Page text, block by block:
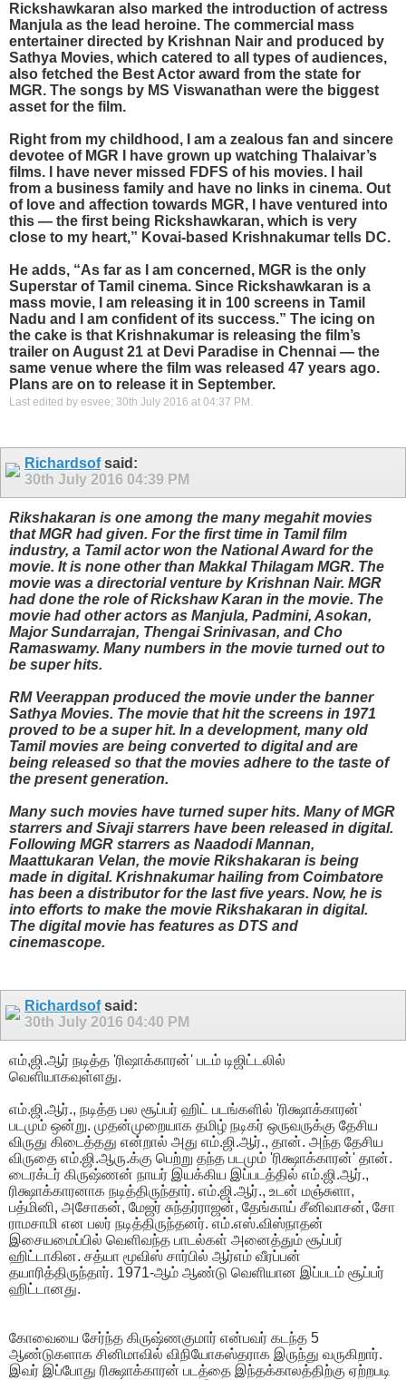
Rickshawkaran also marked the introduction of actress
Manjula as the lead heroine. The commercial mass
entertainer directed by Krishnan Nair and produced by
Sathya Movies, which catered to all types of audiences,
also fetched the Best Actor award from the state for
MGR. The songs by MS Viswanathan were the biggest
asset for the film.
Right from my childhood, I am a zealous fan and sincere
devotee of MGR I have grown up watching Thalaivar’s
films. I have never missed FDFS of his movies. I hail
from a business family and have no links in cinema. Out
of love and affection towards MGR, I have ventured into
this — the first being Rickshawkaran, which is very
close to my heart,” Kovai-based Krishnakumar tells DC.
He adds, “As far as I am concerned, MGR is the only
Superstar of Tamil cinema. Since Rickshawkaran is a
mass movie, I am releasing it in 100 screens in Tamil
Nadu and I am confident of its success.” The icing on
the cake is that Krishnakumar is releasing the film’s
trailer on August 21 at Devi Paradise in Chennai — the
same venue where the film was released 47 years ago.
Plans are on to release it in September.
Last edited by esvee; 30th July 2016 at 04:37 PM .
Richardsofsaid:
30th July 2016 04:39 PM
Rikshakaran is one among the many megahit movies
that MGR had given. For the first time in Tamil film
industry, a Tamil actor won the National Award for the
movie. It is none other than Makkal Thilagam MGR. The
movie was a directorial venture by Krishnan Nair. MGR
had done the role of Rickshaw Karan in the movie. The
movie had other actors as Manjula, Padmini, Asokan,
Major Sundarrajan, Thengai Srinivasan, and Cho
Ramaswamy. Many numbers in the movie turned out to
be super hits.
RM Veerappan produced the movie under the banner
Sathya Movies. The movie that hit the screens in 1971
proved to be a super hit. In a development, many old
Tamil movies are being converted to digital and are
being released so that the movies adhere to the taste of
the present generation.
Many such movies have turned super hits. Many of MGR
starrers and Sivaji starrers have been released in digital.
Following MGR starrers as Naadodi Mannan,
Maattukaran Velan, the movie Rikshakaran is being
made in digital. Krishnakumar hailing from Coimbatore
has been a distributor for the last five years. Now, he is
into efforts to make the movie Rikshakaran in digital.
The digital movie has features as DTS and
cinemascope.
Richardsofsaid:
30th July 2016 04:40 PM
எம்,ஜி.ஆர் நடித்த 'ரிஷாக்காரன்' படம் டிஜிட்டலில்
வெளியாகவுள்ளது.
எம்.ஜி.ஆர்., நடித்த பல சூப்பர் ஹிட் படங்களில் 'ரிக்ஷாக்காரன்'
படமும் ஒன்று. முதன்முறையாக தமிழ் நடிகர் ஒருவருக்கு தேசிய
விருது கிடைத்தது என்றால் அது எம்.ஜி.ஆர்., தான். அந்த தேசிய
விருதை எம்.ஜி.ஆரு.க்கு பெற்று தந்த படமும் 'ரிக்ஷாக்காரன்' தான்.
டைரக்டர் கிருஷ்ணன் நாயர் இயக்கிய இப்படத்தில் எம்.ஜி.ஆர்.,
ரிக்ஷாக்காரனாக நடித்திருந்தார். எம்.ஜி.ஆர்., உடன் மஞ்சுளா,
பத்மினி, அசோகன், மேஜர் சுந்தர்ராஜன், தேங்காய் சீனிவாசன், சோ
ராமசாமி என பலர் நடித்திருந்தனர். எம்.எஸ்.விஸ்நாதன்
இசையமைப்பில் வெளிவந்த பாடல்கள் அனைத்தும் சூப்பர்
ஹிட்டாகின. சத்யா மூவிஸ் சார்பில் ஆர்எம் வீரப்பன்
தயாரித்திருந்தார். 1971-ஆம் ஆண்டு வெளியான இப்படம் சூப்பர்
ஹிட்டானது.
கோவையை சேர்ந்த கிருஷ்ணகுமார் என்பவர் கடந்த 5
ஆண்டுகளாக சினிமாவில் விநியோகஸ்தராக இருந்து வருகிறார்.
இவர் இப்போது ரிக்ஷாக்காரன் படத்தை இந்தக்காலத்திற்கு ஏற்றபடி